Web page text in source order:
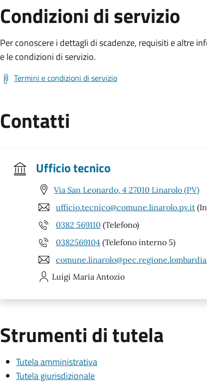
Condizioni di servizio
Per conoscere i dettagli di scadenze, requisiti e altre
e le condizioni di servizio.
Termini e condizioni di servizio
Contatti
Ufficio tecnico
Via San Leonardo, 4 27010 Linarolo (PV)
ufficio.tecnico@comune.linarolo.pv.it
0382 569110 (Telefono)
0382569104 (Telefono interno 5)
Luigi Maria Antozio
Strumenti di tutela
Tutela amministrativa
Tutela giurisdizionale